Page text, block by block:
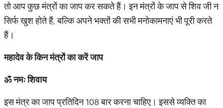
तो आप कुछ मंत्रों का जाप कर सकते हैं। इन मंत्रों के जाप से शिव जी न
सिर्फ खुश होते हैं, बल्कि अपने भक्तों की सभी मनोकामनाएं भी पूरी करते
हैं।
महादेव के किन मंत्रों का करें जाप
ॐनमःशिवाय
इस मंत्र का जाप प्रतिदिन 108 बार करना चाहिए। इससे व्यक्ति का